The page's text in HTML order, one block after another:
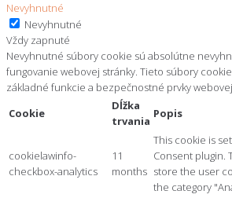
Nevyhnutné
Nevyhnutné
Vždy zapnuté
Nevyhnutné súbory cookie sú absolútne
fungovanie webovej stránky. Tieto súbory
základné funkcie a bezpečnostné prvky
Cookie
Dĺžka
trvania
Popis
cookielawinfo-
checkbox-analytics
11
months
This cookie is
Consent plugin.
store the user
the category